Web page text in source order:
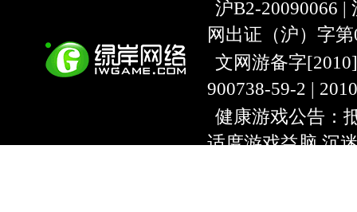
沪B2-20090066 |
网出证（沪）字
文网游备字
900738-59-2 |
健康游戏公告：
适度游戏益脑 沉